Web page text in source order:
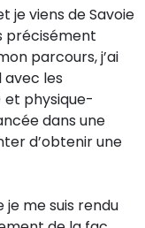
je viens de Savoie
précisément
parcours, j’ai
les
et physique-
dans une
d’obtenir une
me suis rendu